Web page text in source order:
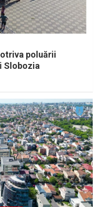
poluării
Slobozia